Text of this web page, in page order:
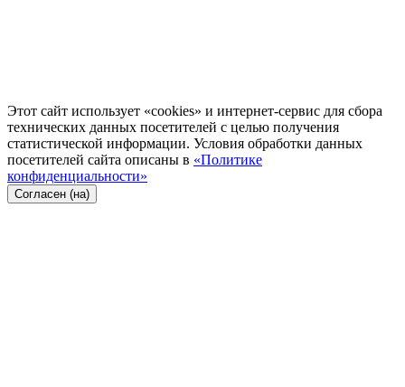
Этот сайт использует «cookies» и интернет-сервис для сбора
технических данных посетителей с целью получения
статистической информации. Условия обработки данных
посетителей сайта описаны в «Политике
конфиденциальности»
Согласен (на)